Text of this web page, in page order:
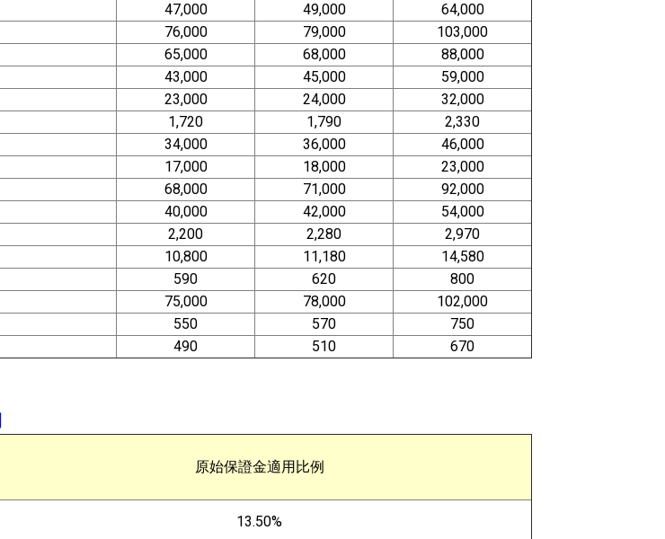
47,000 49,000
64,000
76,000 79,000
103,000
65,000 68,000
88,000
43,000 45,000
59,000
23,000 24,000
32,000
1,720 1,790
2,330
34,000 36,000
46,000
17,000 18,000
23,000
68,000 71,000
92,000
40,000 42,000
54,000
2,200 2,280
2,970
10,800 11,180
14,580
590 620
800
75,000 78,000
102,000
550 570
750
490 510 670
原始保證金適用比例
13.50%